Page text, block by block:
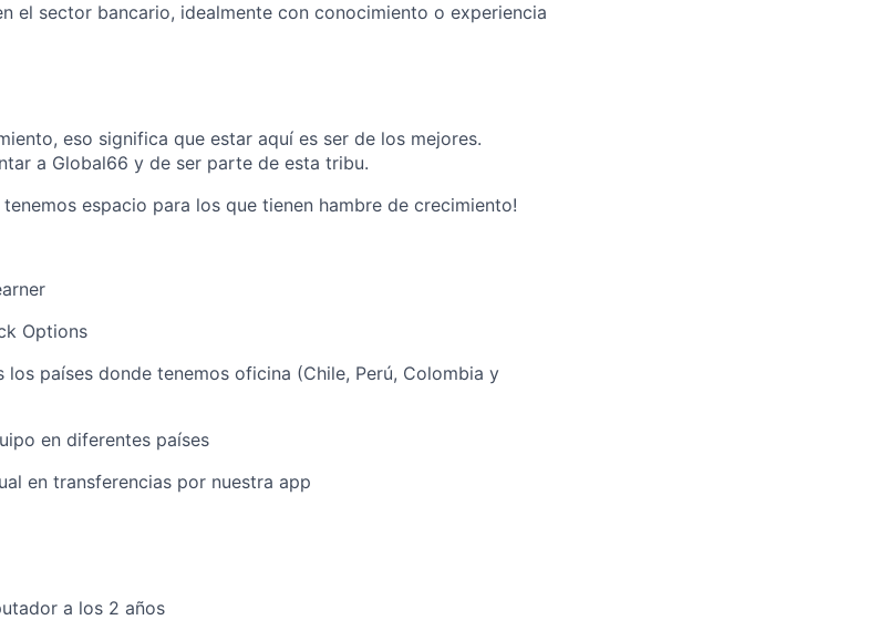
el sector bancario, idealmente con conocimiento o experiencia
eso significa que estar aquí es ser de los mejores.
a Global66 y de ser parte de esta tribu.
espacio para los que tienen hambre de crecimiento!
Options
los países donde tenemos oficina (Chile, Perú, Colombia y
en diferentes países
en transferencias por nuestra app
a los 2 años